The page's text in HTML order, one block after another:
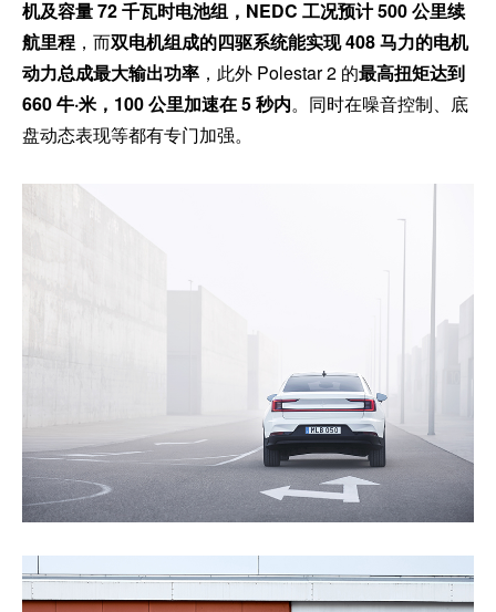
机及容量 72 千瓦时电池组，NEDC 工况预计 500 公里续
航里程 ，而双电机组成的四驱系统能实现 408 马力的电机
动力总成最大输出功率 ，此外 Polestar 2 的最高扭矩达到
660 牛·米，100 公里加速在 5 秒内。同时在噪音控制、底
盘动态表现等都有专门加强。